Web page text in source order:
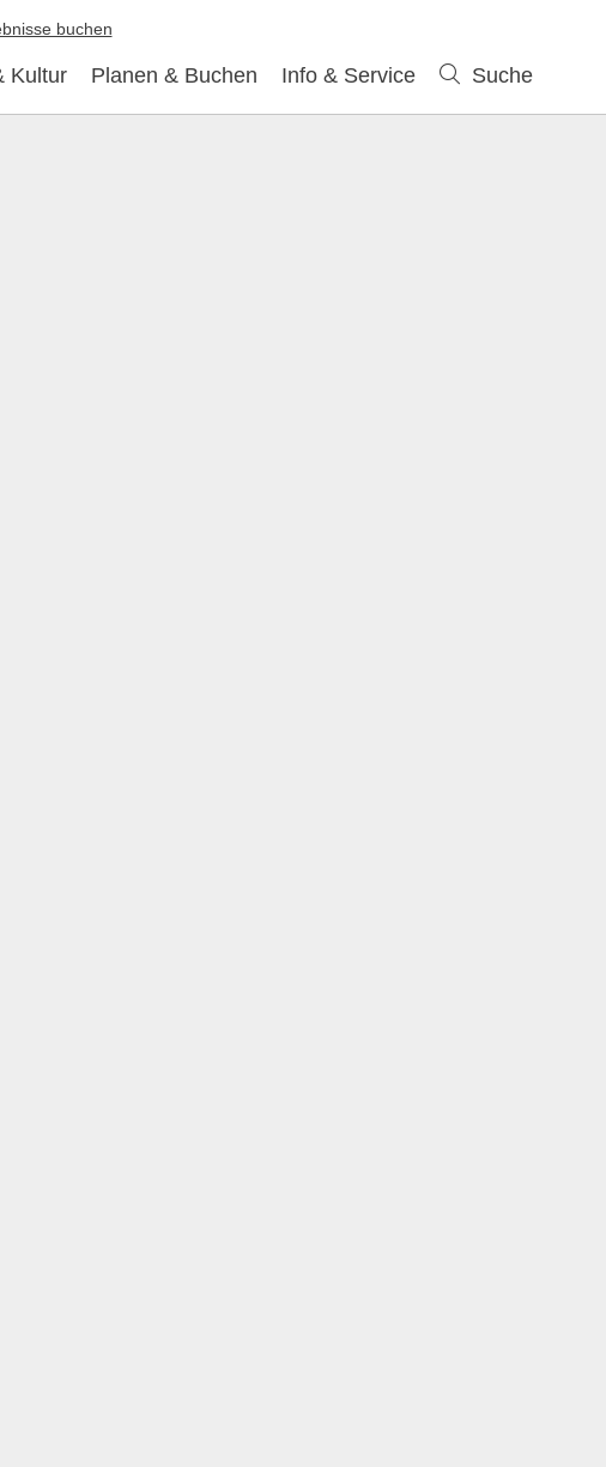
Kultur Planen & Buchen Info & Service Suche
buchen